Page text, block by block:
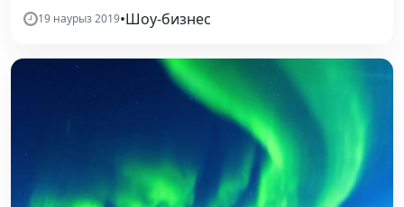
19 наурыз 2019•Шоу-бизнес